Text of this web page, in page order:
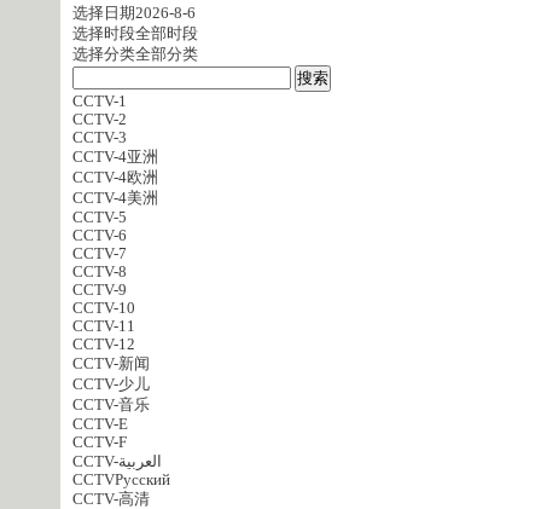
选择日期2026-8-6
选择时段全部时段
选择分类全部分类
CCTV-1
CCTV-2
CCTV-3
CCTV-4亚洲
CCTV-4欧洲
CCTV-4美洲
CCTV-5
CCTV-6
CCTV-7
CCTV-8
CCTV-9
CCTV-10
CCTV-11
CCTV-12
CCTV-新闻
CCTV-少儿
CCTV-音乐
CCTV-E
CCTV-F
CCTV-العربية
CCTVPусский
CCTV-高清